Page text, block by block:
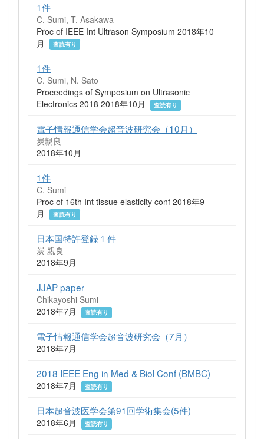
1件
C. Sumi, T. Asakawa
Proc of IEEE Int Ultrason Symposium 2018年10
月
査読有り
1件
C. Sumi, N. Sato
Proceedings of Symposium on Ultrasonic
Electronics 2018 2018年10月
査読有り
電子情報通信学会超音波研究会（10月）
炭親良
2018年10月
1件
C. Sumi
Proc of 16th Int tissue elasticity conf 2018年9
月
査読有り
日本国特許登録１件
炭 親良
2018年9月
JJAP paper
Chikayoshi Sumi
2018年7月
査読有り
電子情報通信学会超音波研究会（7月）
2018年7月
2018 IEEE Eng in Med & Biol Conf (BMBC)
2018年7月 査読有り
日本超音波医学会第91回学術集会(5件)
2018年6月 査読有り